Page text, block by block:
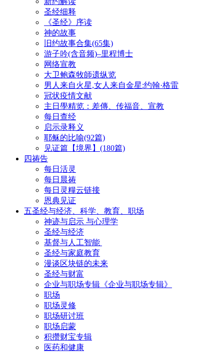
圣经细释
《圣经》序读
神的故事
旧约故事合集(65集)
游子吟(含音频)–里程博士
网络宣教
大卫鲍森牧師遗纵览
男人来自火星,女人来自金星:约翰·格雷
冠状疫情文献
主日學精览：差傳、传福音、宣教
每日查经
启示录释义
耶稣的比喻(92篇)
见证篇【境界】(180篇)
四祷告
每日活灵
每日晨祷
每日灵糧云链接
恩典见证
五圣经与经济、科学、教育、职场
神迹与启示 与心理学
圣经与经济
基督与人工智能
圣经与家庭教育
漫谈区块链的未来
圣经与财富
企业与职场专辑《企业与职场专辑》
职场
职场灵修
职场研讨班
职场启蒙
积攒财宝专辑
医药和健康